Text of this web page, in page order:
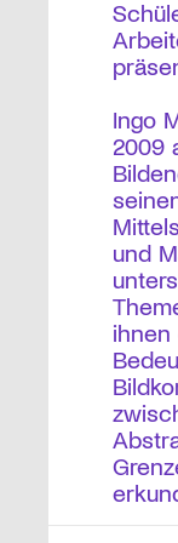
Ingo
2009
und
ihnen